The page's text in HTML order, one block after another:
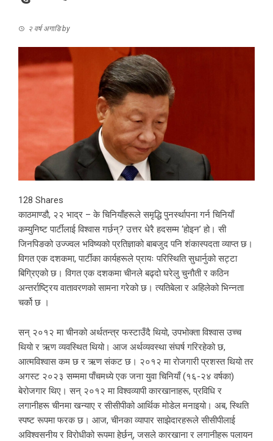
२ वर्ष अगाडिby
128 Shares
काठमाण्डौ, २२ भाद्र – के चिनियाँहरूले समृद्धि पुनर्स्थापना गर्न चिनियाँ
कम्युनिष्ट पार्टीलाई विश्वास गर्छन्? उत्तर धेरै हदसम्म ‘होइन’ हो। सी
जिनपिङको उज्ज्वल भविष्यको प्रतिज्ञाको बाबजुद पनि शंकास्पदता व्याप्त छ।
विगत एक दशकमा, पार्टीका कार्यहरूले प्रायः परिस्थिति सुधार्नुको सट्टा
बिग्रिएको छ। विगत एक दशकमा चीनले बढ्दो घरेलु चुनौती र कठिन
अन्तर्राष्ट्रिय वातावरणको सामना गरेको छ। त्यतिबेला र अहिलेको भिन्नता
चर्को छ ।
सन् २०१२ मा चीनको अर्थतन्त्र फस्टाउँदै थियो, उपभोक्ता विश्वास उच्च
थियो र ऋण व्यवस्थित थियो। आज अर्थव्यवस्था संघर्ष गरिरहेको छ,
आत्मविश्वास कम छ र ऋण संकट छ। २०१२ मा रोजगारी प्रशस्त थियो तर
अगस्ट २०२३ सम्ममा पाँचमध्ये एक जना युवा चिनियाँ (१६-२४ वर्षका)
बेरोजगार थिए। सन् २०१२ मा विश्वव्यापी कारखानाहरू, प्रविधि र
लगानीहरू चीनमा खन्याए र सीसीपीको आर्थिक मोडेल मनाइयो। अब, स्थिति
स्पष्ट रूपमा फरक छ। आज, चीनका व्यापार साझेदारहरूले सीसीपीलाई
अविश्वसनीय र विरोधीको रूपमा हेर्छन्, जसले कारखाना र लगानीहरू पलायन